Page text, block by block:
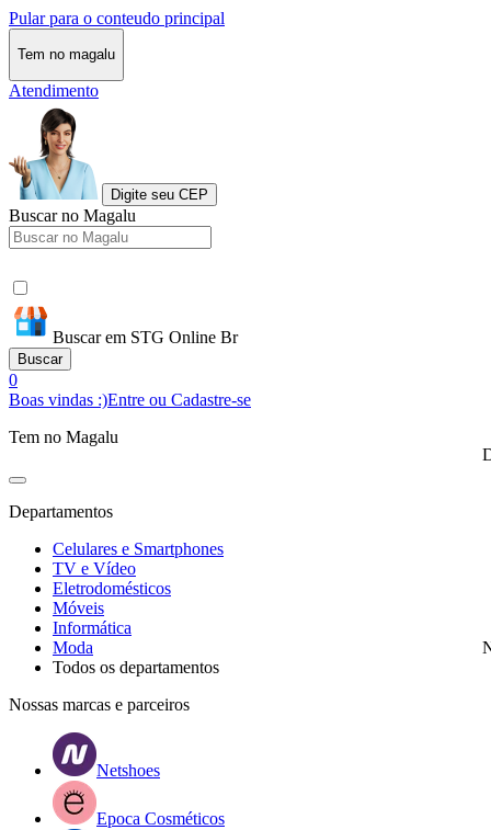
Pular para o conteudo principal
Tem no magalu
Atendimento
Digite seu CEP
Buscar no Magalu
Buscar em STG Online Br
Buscar
0
Boas vindas :)Entre ou Cadastre-se
Tem no Magalu
Departamentos
Celulares e Smartphones
TV e Vídeo
Eletrodomésticos
Móveis
Informática
Moda
Todos os departamentos
Nossas marcas e parceiros
Netshoes
Epoca Cosméticos